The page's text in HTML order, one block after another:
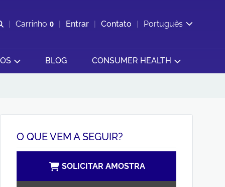
Abrir pesquisa
Carrinho 0
Exibir cesta
Entrar Contato Português
BLOG CONSUMER HEALTH
O QUE VEM A SEGUIR?
SOLICITAR AMOSTRA